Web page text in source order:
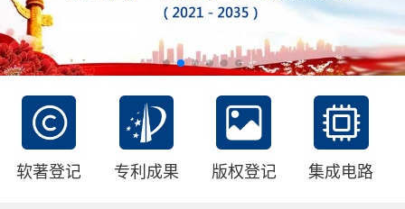
软著登记 专利成果 版权登记 集成电路